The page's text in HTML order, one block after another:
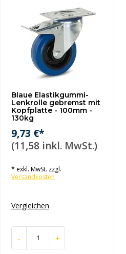
Blaue Elastikgummi-
Lenkrolle gebremst mit
Kopfplatte - 100mm -
130kg
9,73 €*
(11,58 inkl. MwSt.)
* exkl. MwSt. zzgl.
Versandkosten
Vergleichen
- +